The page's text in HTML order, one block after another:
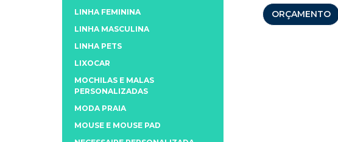
ORÇAMENTO
LINHA FEMININA
LINHA MASCULINA
LINHA PETS
LIXOCAR
MOCHILAS E MALAS
PERSONALIZADAS
MODA PRAIA
MOUSE E MOUSE PAD